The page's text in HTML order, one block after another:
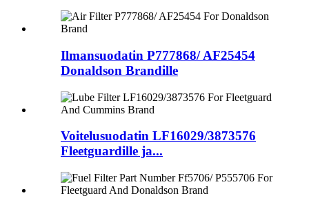
Ilmansuodatin P777868/ AF25454
Donaldson Brandille
Voitelusuodatin LF16029/3873576
Fleetguardille ja...